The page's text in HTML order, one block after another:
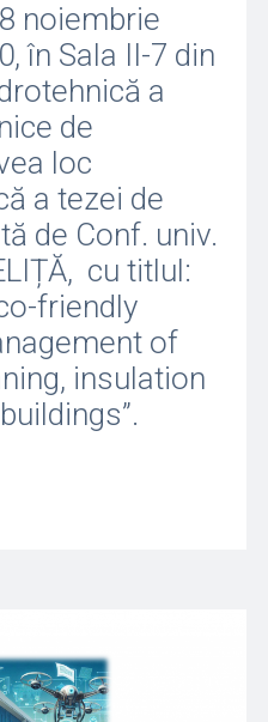
noiembrie
în Sala II-7 din
a
de
loc
a tezei de
de Conf. univ.
cu titlul:
friendly
of
insulation